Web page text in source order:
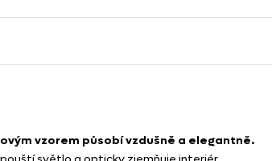
vzorem působí vzdušně a elegantně.